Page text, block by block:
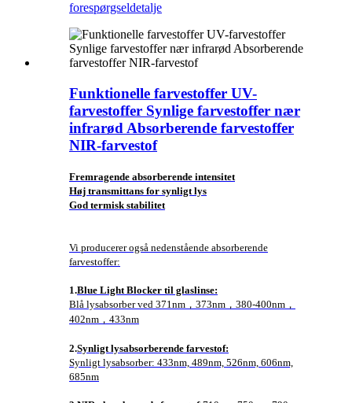
forespørgseldetalje
Funktionelle farvestoffer UV-
farvestoffer Synlige farvestoffer nær
infrarød Absorberende farvestoffer
NIR-farvestof
Fremragende absorberende intensitet
Høj transmittans for synligt lys
God termisk stabilitet
Vi producerer også nedenstående absorberende
farvestoffer:
1.Blue Light Blocker til glaslinse:
Blå lysabsorber ved 371nm，373nm，380-400nm，
402nm，433nm
2.Synligt lysabsorberende farvestof:
Synligt lysabsorber: 433nm, 489nm, 526nm, 606nm,
685nm